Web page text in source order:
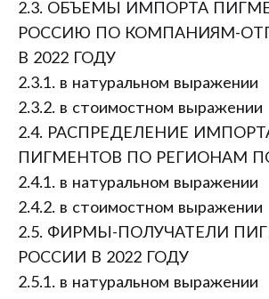
2.3. ОБЪЕМЫ ИМПОРТА
РОССИЮ ПО КОМПАНИЯМ-
В 2022 ГОДУ
2.3.1. в натуральном выражении
2.3.2. в стоимостном выражении
2.4. РАСПРЕДЕЛЕНИЕ
ПИГМЕНТОВ ПО РЕГИОНАМ
2.4.1. в натуральном выражении
2.4.2. в стоимостном выражении
2.5. ФИРМЫ-ПОЛУЧАТЕЛИ
РОССИИ В 2022 ГОДУ
2.5.1. в натуральном выражении